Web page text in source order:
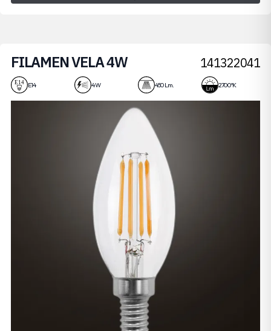
FILAMEN VELA 4W 141322041
E14 4 W 450 Lm. 2700 ºK